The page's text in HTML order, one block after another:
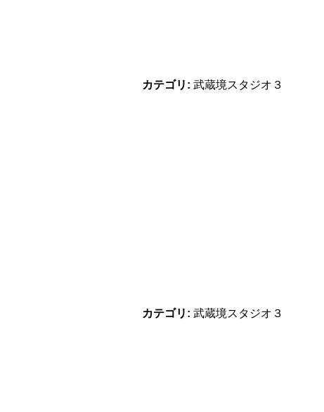
カテゴリ: 武蔵境スタジオ３
カテゴリ: 武蔵境スタジオ３